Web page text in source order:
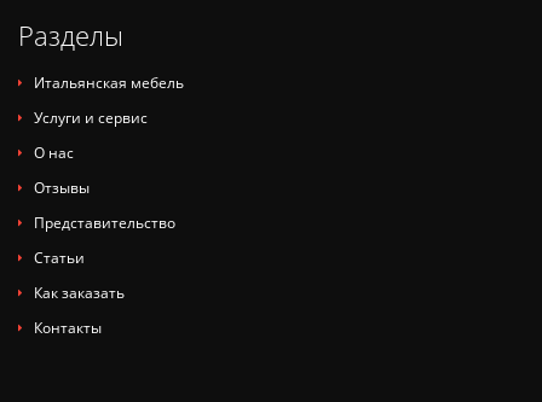
Разделы
Итальянская мебель
Услуги и сервис
О нас
Отзывы
Представительство
Статьи
Как заказать
Контакты